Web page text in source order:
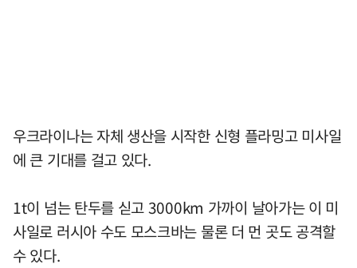
우크라이나는 자체 생산을 시작한 신형 플라밍고 미사일
에 큰 기대를 걸고 있다.
1t이 넘는 탄두를 싣고 3000km 가까이 날아가는 이 미
사일로 러시아 수도 모스크바는 물론 더 먼 곳도 공격할
수 있다.